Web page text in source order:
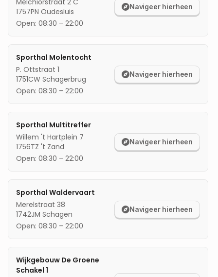
Melchiorstraat 2 C
1757PN Oudesluis
Open: 08:30 – 22:00
Navigeer hierheen
Sporthal Molentocht
P. Ottstraat 1
1751CW Schagerbrug
Open: 08:30 – 22:00
Navigeer hierheen
Sporthal Multitreffer
Willem 't Hartplein 7
1756TZ 't Zand
Open: 08:30 – 22:00
Navigeer hierheen
Sporthal Waldervaart
Merelstraat 38
1742JM Schagen
Open: 08:30 – 22:00
Navigeer hierheen
Wijkgebouw De Groene
Schakel 1
locatie